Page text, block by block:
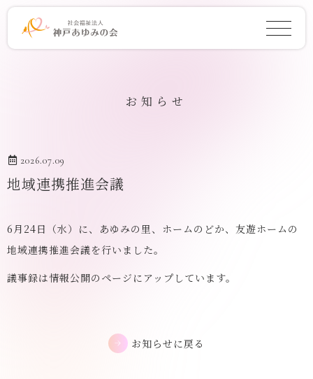
お知らせ
2026.07.09
地域連携推進会議
6月24日（水）に、あゆみの里、ホームのどか、友遊ホームの
地域連携推進会議を行いました。
議事録は情報公開のページにアップしています。
お知らせに戻る